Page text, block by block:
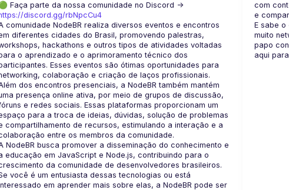
Faça parte da nossa comunidade no Discord ->
discord.gg/rbNpcCu4
comunidade NodeBR realiza diversos eventos e encontros
diferentes cidades do Brasil, promovendo palestras,
hackathons e outros tipos de atividades voltadas
o aprendizado e o aprimoramento técnico dos
Esses eventos são ótimas oportunidades para
dos encontros presenciais, a NodeBR também mantém
presença online ativa, por meio de grupos de discussão,
e redes sociais. Essas plataformas proporcionam um
para a troca de ideias, dúvidas, solução de problemas
compartilhamento de recursos, estimulando a interação e a
NodeBR busca promover a disseminação do conhecimento e
educação em JavaScript e Node.js, contribuindo para o
da comunidade de desenvolvedores brasileiros.
você é um entusiasta dessas tecnologias ou está
em aprender mais sobre elas, a NodeBR pode ser
com
e
E sabe o
muito
papo
aqui